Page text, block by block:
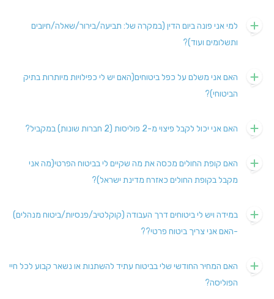
למי אני פונה ביום הדין (במקרה של: תביעה/בירור/שאלה/חיובים
ותשלומים ועוד)?
האם אני משלם על כפל ביטוחים(האם יש לי כפילויות מיותרות בתיק
הביטוחי)?
האם אני יכול לקבל פיצוי מ-2 פוליסות (2 חברות שונות) במקביל?
האם קופת החולים מכסה את מה שקיים לי בביטוח הפרטי(מה אני
מקבל בקופת החולים כאזרח מדינת ישראל)?
במידה ויש לי ביטוחים דרך העבודה (קוקלטיב/פנסיות/ביטוח מנהלים)
-האם אני צריך ביטוח פרטי??
האם המחיר החודשי שלי בביטוח עתיד להשתנות או נשאר קבוע לכל חיי
הפוליסה?